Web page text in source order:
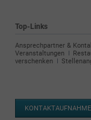
Top-Links
Navigation
überspringen
Ansprechpartner &
Veranstaltungen
verschenken